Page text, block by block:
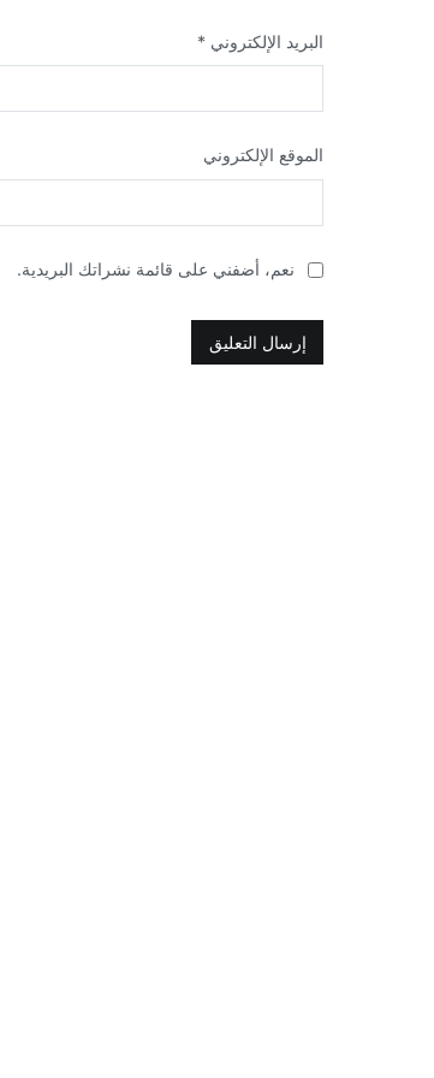
البريد الإلكتروني *
الموقع الإلكتروني
نعم، أضفني على قائمة نشراتك البريدية.